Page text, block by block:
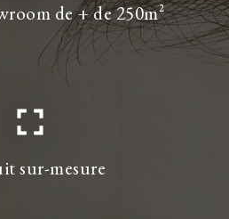
de + de 250m²
fullscreen
sur-mesure